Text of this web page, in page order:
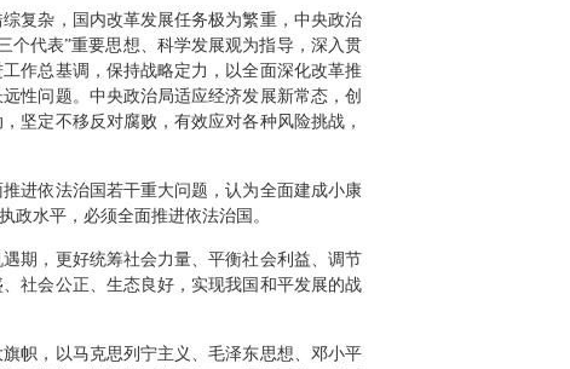
复杂，国内改革发展任务极为繁重，中央政治
个代表”重要思想、科学发展观为指导，深入贯
作总基调，保持战略定力，以全面深化改革推
性问题。中央政治局适应经济发展新常态，创
坚定不移反对腐败，有效应对各种风险挑战，
进依法治国若干重大问题，认为全面建成小康
水平，必须全面推进依法治国。
期，更好统筹社会力量、平衡社会利益、调节
社会公正、生态良好，实现我国和平发展的战
帜，以马克思列宁主义、毛泽东思想、邓小平